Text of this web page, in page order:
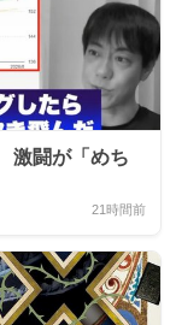
激闘が「めち
21時間前